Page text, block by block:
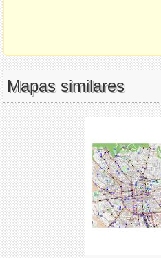
Mapas similares